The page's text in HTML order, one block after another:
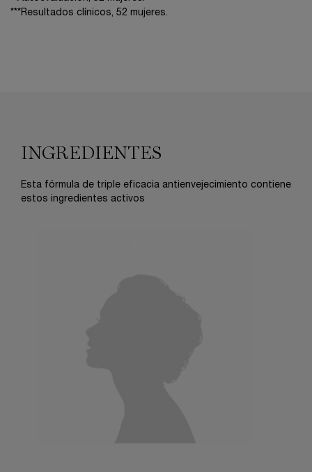
***Resultados clínicos, 52 mujeres.
INGREDIENTES
Esta fórmula de triple eficacia antienvejecimiento contiene
estos ingredientes activos